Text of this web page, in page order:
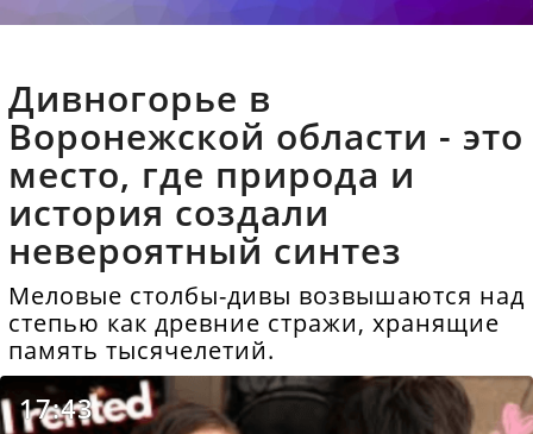
Дивногорье в
Воронежской области - это
место, где природа и
история создали
невероятный синтез
Меловые столбы-дивы возвышаются над
степью как древние стражи, хранящие
память тысячелетий.
17:43